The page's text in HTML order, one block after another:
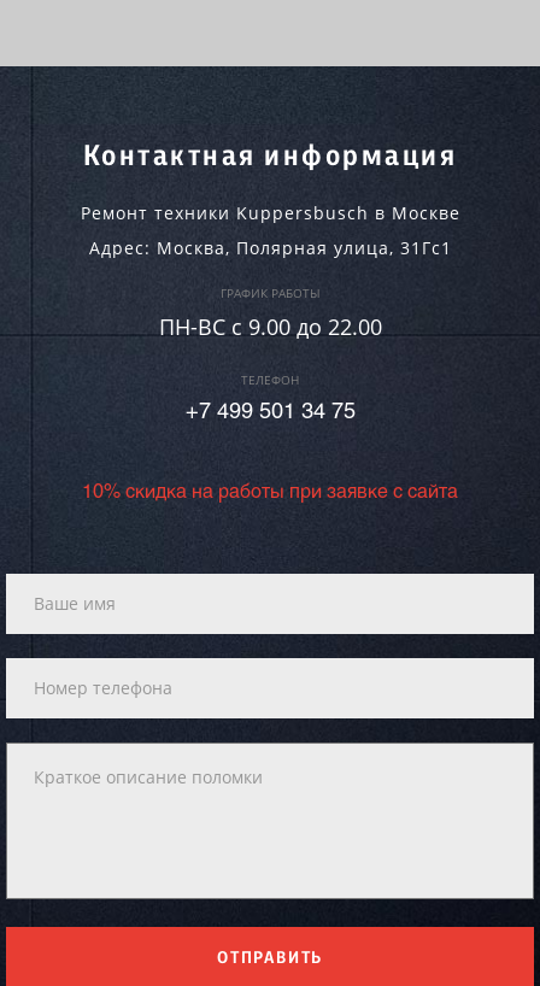
Контактная информация
Ремонт техники Kuppersbusch в Москве
Адрес: Москва, Полярная улица, 31Гс1
ГРАФИК РАБОТЫ
ПН-ВC c 9.00 до 22.00
ТЕЛЕФОН
+7 499 501 34 75
10% скидка на работы при заявке с сайта
ОТПРАВИТЬ